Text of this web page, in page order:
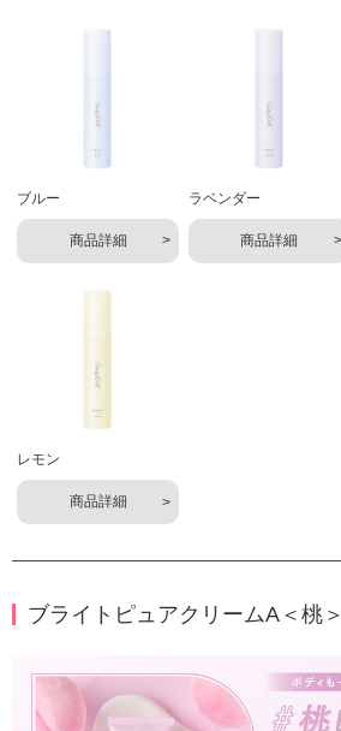
ブルー
商品詳細
ラベンダー
商品詳細
レモン
商品詳細
ブライトピュアクリームA＜桃＞